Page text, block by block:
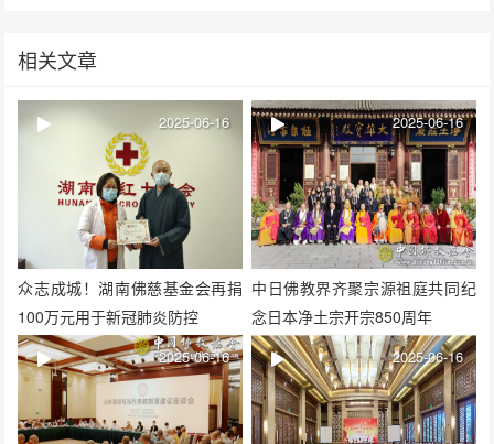
相关文章
众志成城！湖南佛慈基金会再捐
100万元用于新冠肺炎防控
2025-06-16
中日佛教界齐聚宗源祖庭共同纪
念日本净土宗开宗850周年
2025-06-16
2025-06-16 2025-06-16